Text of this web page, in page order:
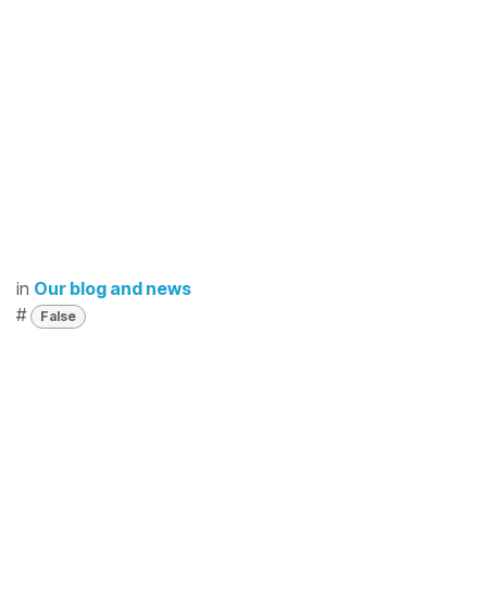
in Our blog and news
#
False